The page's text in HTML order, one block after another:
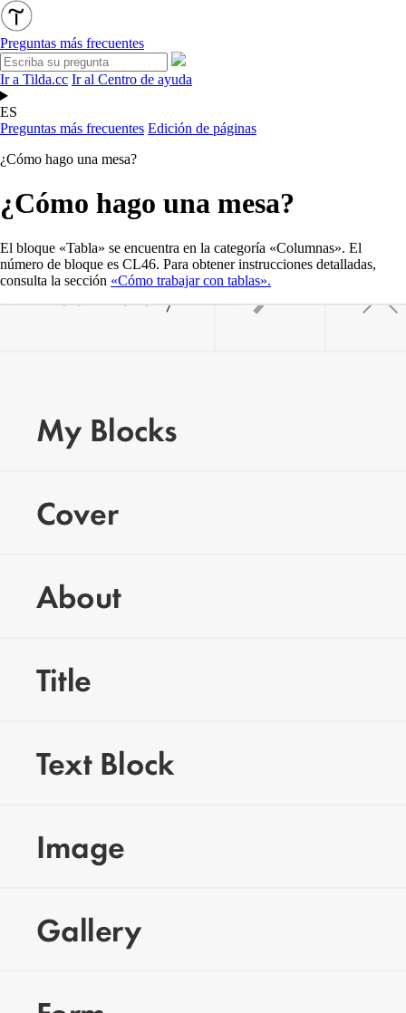
Preguntas más frecuentes
Ir a Tilda.cc Ir al Centro de ayuda
ES
Preguntas más frecuentes Edición de páginas
¿Cómo hago una mesa?
¿Cómo hago una mesa?
El bloque «Tabla» se encuentra en la categoría «Columnas». El
número de bloque es CL46. Para obtener instrucciones detalladas,
consulta la sección «Cómo trabajar con tablas».